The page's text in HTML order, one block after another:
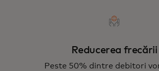
Reducerea frecării
Peste 50% dintre debitori